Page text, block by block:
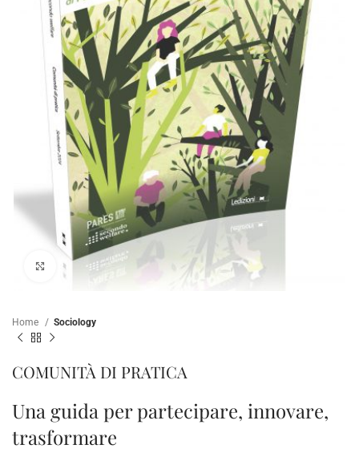
Click to enlarge
Home Sociology
COMUNITÀ DI PRATICA
Una guida per partecipare, innovare,
trasformare